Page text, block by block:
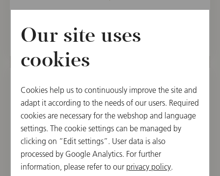
2026年8月15日(土)
Saint François d’Assise
Salzburg Festival 2026
17:00 開演
フェルゼンライトシューレ, ザルツブルク, オー
Our site uses
cookies
Cookies help us to continuously improve the site and
adapt it according to the needs of our users. Required
cookies are necessary for the webshop and language
settings. The cookie settings can be managed by
clicking on “Edit settings”. User data is also
processed by Google Analytics. For further
information, please refer to our privacy policy.